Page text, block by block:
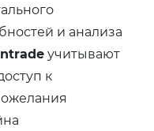
и анализа
учитывают
к